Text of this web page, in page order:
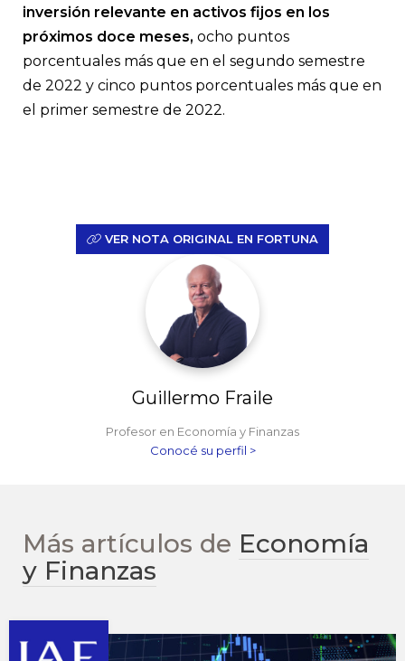
Guillermo Fraile
Profesor en Economía y Finanzas
Conocé su perfil >
inversión relevante en activos fijos en los
próximos doce meses, ocho puntos
porcentuales más que en el segundo semestre
de 2022 y cinco puntos porcentuales más que en
el primer semestre de 2022.
VER NOTA ORIGINAL EN FORTUNA
Más artículos de Economía
y Finanzas